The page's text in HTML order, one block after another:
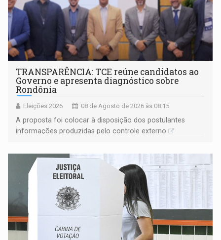
TRANSPARÊNCIA: TCE reúne candidatos ao
Governo e apresenta diagnóstico sobre
Rondônia
Eleições 2026 08 de Agosto de 2026 às 08:15
A proposta foi colocar à disposição dos postulantes
informações produzidas pelo controle externo